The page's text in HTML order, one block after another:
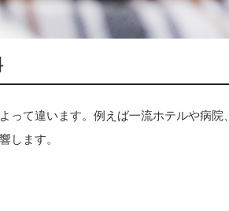
って違います。例えば一流ホテルや病
します。